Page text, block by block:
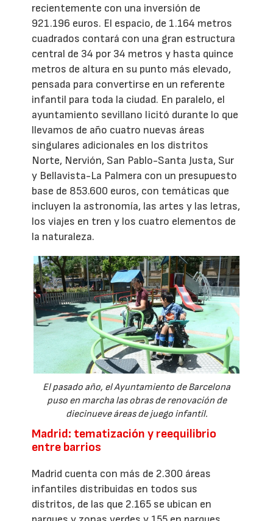
recientemente con una inversión de
921.196 euros. El espacio, de 1.164 metros
cuadrados contará con una gran estructura
central de 34 por 34 metros y hasta quince
metros de altura en su punto más elevado,
pensada para convertirse en un referente
infantil para toda la ciudad. En paralelo, el
ayuntamiento sevillano licitó durante lo que
llevamos de año cuatro nuevas áreas
singulares adicionales en los distritos
Norte, Nervión, San Pablo-Santa Justa, Sur
y Bellavista-La Palmera con un presupuesto
base de 853.600 euros, con temáticas que
incluyen la astronomía, las artes y las letras,
los viajes en tren y los cuatro elementos de
la naturaleza.
El pasado año, el Ayuntamiento de Barcelona
puso en marcha las obras de renovación de
diecinueve áreas de juego infantil.
Madrid: tematización y reequilibrio
entre barrios
Madrid cuenta con más de 2.300 áreas
infantiles distribuidas en todos sus
distritos, de las que 2.165 se ubican en